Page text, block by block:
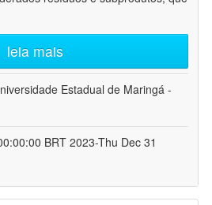
leia mais
Estadual de Maringá -
BRT 2023-Thu Dec 31